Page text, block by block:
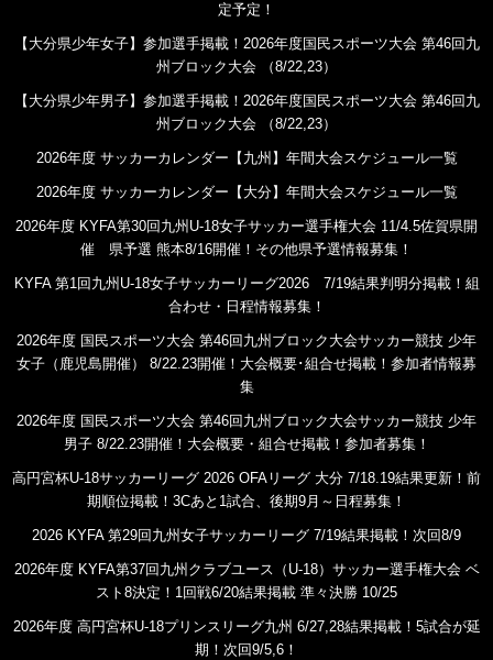
定予定！
【大分県少年女子】参加選手掲載！2026年度国民スポーツ大会 第46回九
州ブロック大会 （8/22,23）
【大分県少年男子】参加選手掲載！2026年度国民スポーツ大会 第46回九
州ブロック大会 （8/22,23）
2026年度 サッカーカレンダー【九州】年間大会スケジュール一覧
2026年度 サッカーカレンダー【大分】年間大会スケジュール一覧
2026年度 KYFA第30回九州U-18女子サッカー選手権大会 11/4.5佐賀県開
催 県予選 熊本8/16開催！その他県予選情報募集！
KYFA 第1回九州U-18女子サッカーリーグ2026 7/19結果判明分掲載！組
合わせ・日程情報募集！
2026年度 国民スポーツ大会 第46回九州ブロック大会サッカー競技 少年
女子（鹿児島開催） 8/22.23開催！大会概要･組合せ掲載！参加者情報募
集
2026年度 国民スポーツ大会 第46回九州ブロック大会サッカー競技 少年
男子 8/22.23開催！大会概要・組合せ掲載！参加者募集！
高円宮杯U-18サッカーリーグ 2026 OFAリーグ 大分 7/18.19結果更新！前
期順位掲載！3Cあと1試合、後期9月～日程募集！
2026 KYFA 第29回九州女子サッカーリーグ 7/19結果掲載！次回8/9
2026年度 KYFA第37回九州クラブユース（U-18）サッカー選手権大会 ベ
スト8決定！1回戦6/20結果掲載 準々決勝 10/25
2026年度 高円宮杯U-18プリンスリーグ九州 6/27,28結果掲載！5試合が延
期！次回9/5,6！